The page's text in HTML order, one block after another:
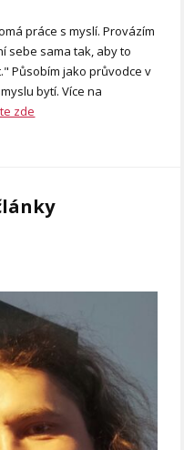
práce s myslí. Provázím
sebe sama tak, aby to
Působím jako průvodce v
bytí. Více na
zde